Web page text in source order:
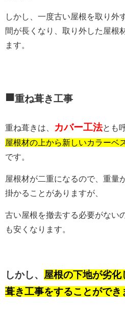
しかし、一度古い屋根を取り外
間が長くなり、取り外した屋根
ます。
■重ね葺き工事
重ね葺きは、 カバー工法とも
屋根材の上から新しいカラーベ
です。
屋根材が二重になるので、重量
掛かることがありますが、
古い屋根を撤去する必要がない
も安くなります。
しかし、 屋根の下地が劣
葺き工事をすることができ